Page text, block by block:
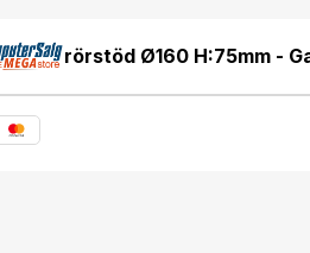
rörstöd Ø160 H:75mm -